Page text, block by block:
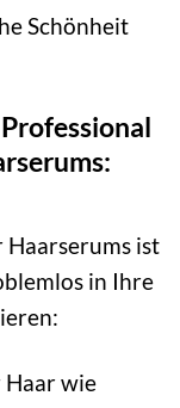
Schönheit
Haarserums ist
in Ihre
Haar wie